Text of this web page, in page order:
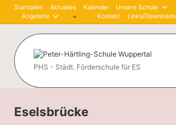
Skip
content
Startseite Aktuelles Kalender
Unsere Schule
Angebote
Kontakt Links/Downloads
P
et
er
PHS - Städt. Förderschule für ES
Eselsbrücke